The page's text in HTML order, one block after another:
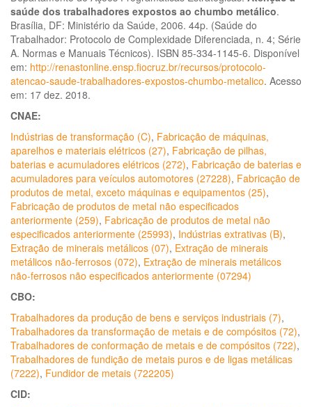
saúde dos trabalhadores expostos ao chumbo metálico.
Brasília, DF: Ministério da Saúde, 2006. 44p. (Saúde do
Trabalhador: Protocolo de Complexidade Diferenciada, n. 4; Série
A. Normas e Manuais Técnicos). ISBN 85-334-1145-6. Disponível
em: http://renastonline.ensp.fiocruz.br/recursos/protocolo-
atencao-saude-trabalhadores-expostos-chumbo-metalico. Acesso
em: 17 dez. 2018.
CNAE:
Indústrias de transformação (C), Fabricação de máquinas,
aparelhos e materiais elétricos (27), Fabricação de pilhas,
baterias e acumuladores elétricos (272), Fabricação de baterias e
acumuladores para veículos automotores (27228), Fabricação de
produtos de metal, exceto máquinas e equipamentos (25),
Fabricação de produtos de metal não especificados
anteriormente (259), Fabricação de produtos de metal não
especificados anteriormente (25993), Indústrias extrativas (B),
Extração de minerais metálicos (07), Extração de minerais
metálicos não-ferrosos (072), Extração de minerais metálicos
não-ferrosos não especificados anteriormente (07294)
CBO:
Trabalhadores da produção de bens e serviços industriais (7),
Trabalhadores da transformação de metais e de compósitos (72),
Trabalhadores de conformação de metais e de compósitos (722),
Trabalhadores de fundição de metais puros e de ligas metálicas
(7222), Fundidor de metais (722205)
CID: